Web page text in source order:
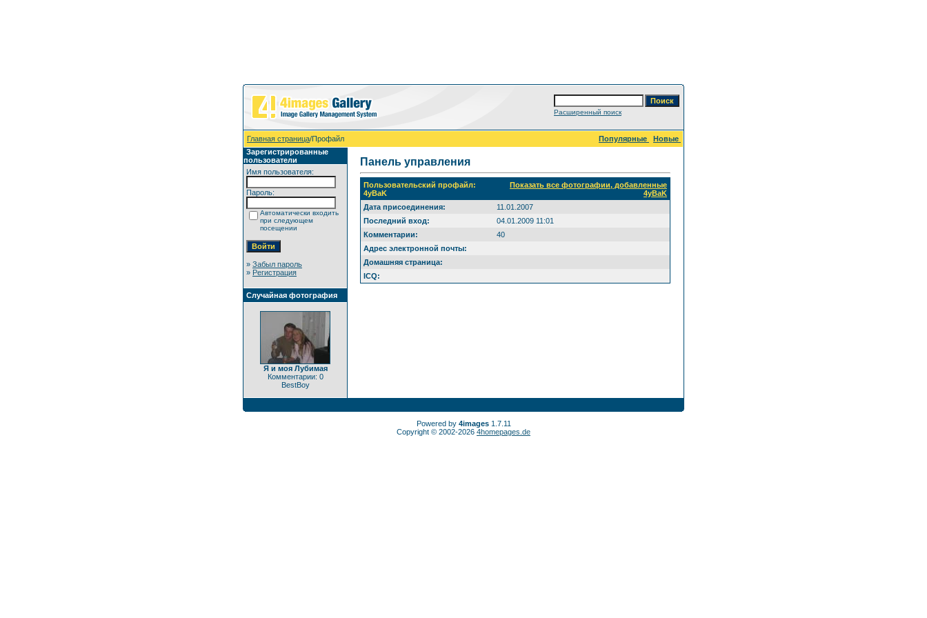
Расширенный поиск
Главная страница/Профайл Популярные
Новые
Зарегистрированные
пользователи
Имя пользователя:
Пароль:
Автоматически входить
при следующем
посещении
» Забыл пароль
» Регистрация
Случайная фотография
Я и моя Лубимая
Комментарии: 0
BestBoy
Панель управления
Пользовательский профайл:
4yBaK
Показать все фотографии, добавленные
4yBaK
Дата присоединения:
11.01.2007
Последний вход:
04.01.2009 11:01
Комментарии:
40
Адрес электронной почты:
Домашняя страница:
ICQ:
Powered by 4images1.7.11
Copyright © 2002-2026 4homepages.de